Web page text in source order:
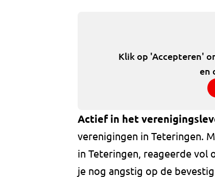
Klik op 'Accepteren'
en
Actief in het
verenigingen in Teteringen.
in Teteringen, reageerde vol
je nog angstig op de